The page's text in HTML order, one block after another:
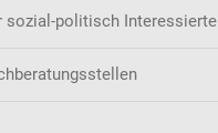
sozial-politisch Interessierte